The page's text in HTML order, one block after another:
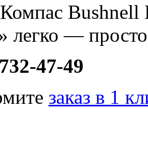
Bushnell
легко —
47-49
заказ в 1